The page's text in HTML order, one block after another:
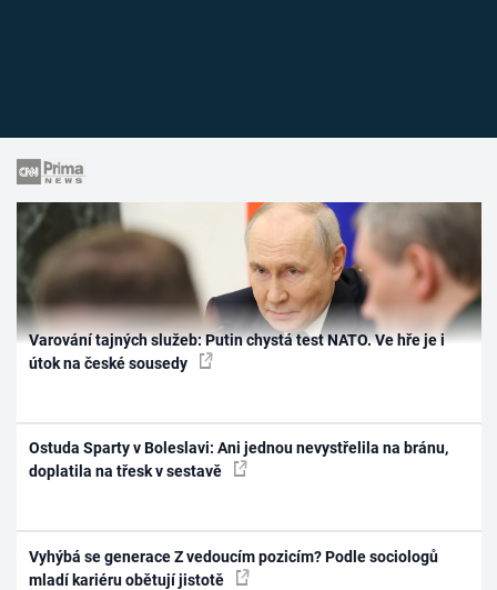
Varování tajných služeb: Putin chystá test NATO. Ve hře je i
útok na české sousedy
Ostuda Sparty v Boleslavi: Ani jednou nevystřelila na bránu,
doplatila na třesk v sestavě
Vyhýbá se generace Z vedoucím pozicím? Podle sociologů
mladí kariéru obětují jistotě